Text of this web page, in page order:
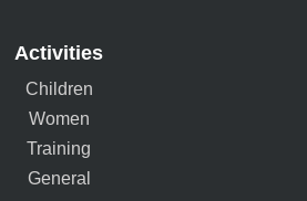
Activities
Children
Women
Training
General